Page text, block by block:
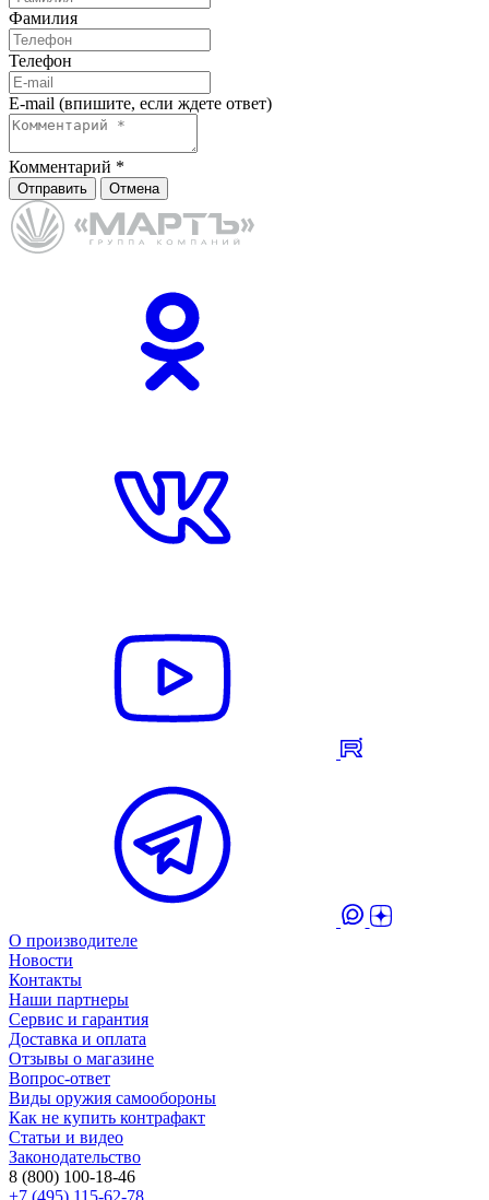
Фамилия
Телефон
E-mail (впишите, если ждете ответ)
Комментарий *
Отправить Отмена
О производителе
Новости
Контакты
Наши партнеры
Сервис и гарантия
Доставка и оплата
Отзывы о магазине
Вопрос-ответ
Виды оружия самообороны
Как не купить контрафакт
Статьи и видео
Законодательство
8 (800) 100-18-46